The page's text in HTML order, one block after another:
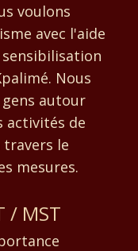
voulons
avec l'aide
Nous
autour
activités de
le
mesures.
/ MST